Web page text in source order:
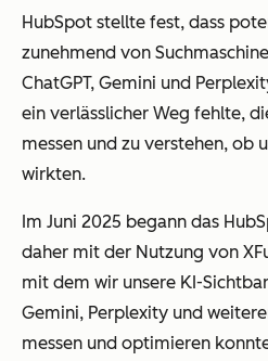
HubSpot stellte fest, dass
zunehmend von
ChatGPT, Gemini und
ein verlässlicher Weg fehlte,
messen und zu verstehen, ob
wirkten.
Im Juni 2025 begann das
daher mit der Nutzung von
mit dem wir unsere KI-
Gemini, Perplexity und
messen und optimieren